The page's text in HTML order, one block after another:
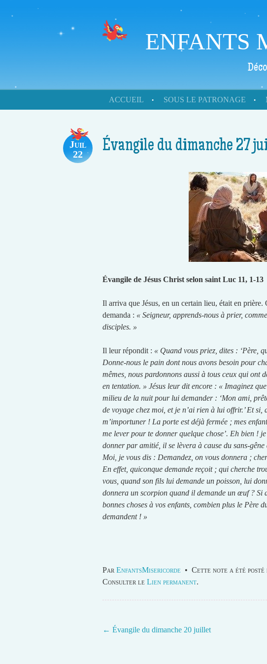
ENFANTS
ACCUEIL SOUS LE PATRONAGE
Évangile du dimanche 27
Évangile de Jésus Christ selon saint Luc 11, 1-13
Il arriva que Jésus, en un certain lieu, était en
demanda : « Seigneur, apprends-nous à prier,
disciples. »
Il leur répondit : « Quand vous priez, dites : ‘Père,
Donne-nous le pain dont nous avons besoin pour
mêmes, nous pardonnons aussi à tous ceux qui ont
en tentation. » Jésus leur dit encore : « Imaginez
milieu de la nuit pour lui demander : ‘Mon ami,
de voyage chez moi, et je n’ai rien à lui offrir.’ Et
m’importuner ! La porte est déjà fermée ; mes
me lever pour te donner quelque chose’. Eh bien !
donner par amitié, il se lèvera à cause du sans-
Moi, je vous dis : Demandez, on vous donnera ;
En effet, quiconque demande reçoit ; qui cherche
vous, quand son fils lui demande un poisson, lui
donnera un scorpion quand il demande un œuf ? Si
bonnes choses à vos enfants, combien plus le Père
demandent ! »
Juil
22
Par EnfantsMisericorde • Cette note a été posté
Consulter le Lien permanent.
← Évangile du dimanche 20 juillet